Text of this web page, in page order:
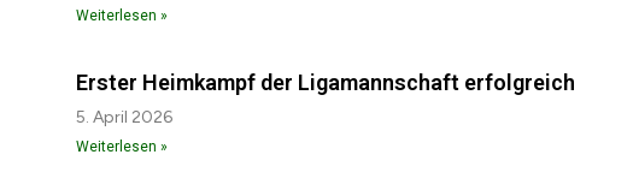
Weiterlesen »
Erster Heimkampf der Ligamannschaft erfolgreich
5. April 2026
Weiterlesen »